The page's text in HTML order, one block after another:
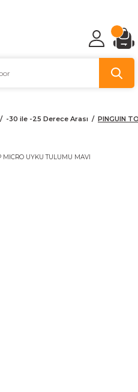
-30 ile -25 Derece Arası PINGUIN